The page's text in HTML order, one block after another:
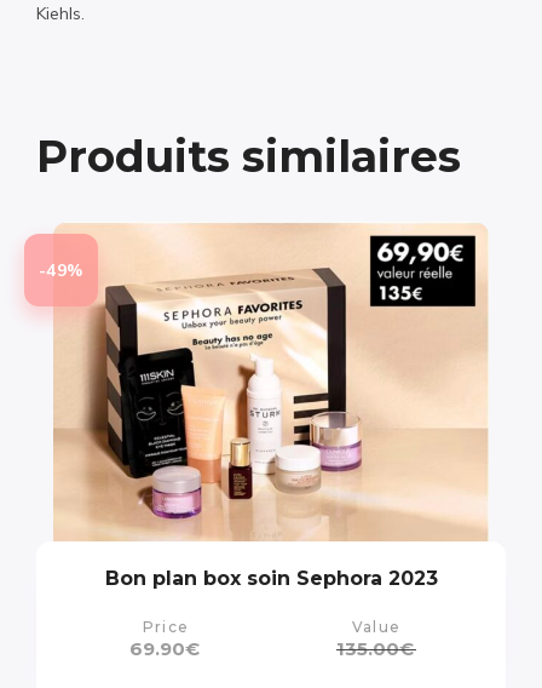
Kiehls.
Produits similaires
-49%
Bon plan box soin Sephora 2023
Price
69.90€
Value
135.00€